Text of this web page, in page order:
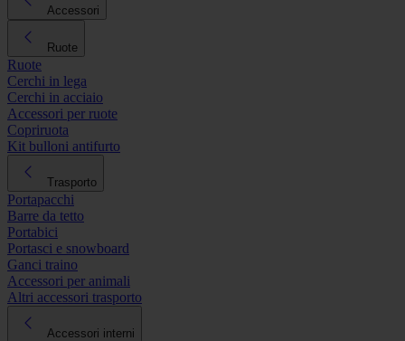
Accessori
Ruote
Ruote
Cerchi in lega
Cerchi in acciaio
Accessori per ruote
Copriruota
Kit bulloni antifurto
Trasporto
Portapacchi
Barre da tetto
Portabici
Portasci e snowboard
Ganci traino
Accessori per animali
Altri accessori trasporto
Accessori interni